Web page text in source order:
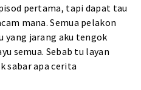
pertama, tapi dapat tau
mana. Semua pelakon
yang jarang aku tengok
semua. Sebab tu layan
sabar apa cerita